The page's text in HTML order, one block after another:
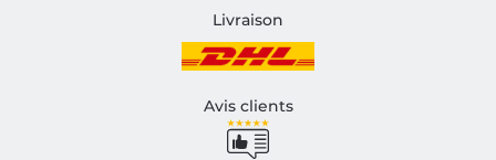
Livraison
Avis clients